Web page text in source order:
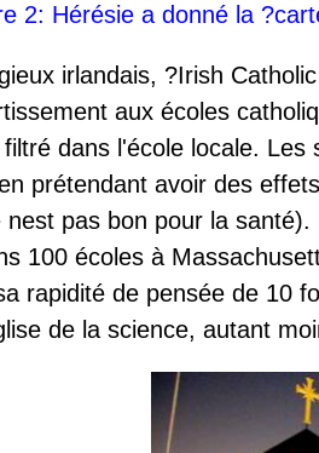
2: Hérésie a donné la
irlandais, ?Irish
aux écoles
dans l'école locale.
prétendant avoir des
pas bon pour la
100 écoles à
rapidité de pensée de 10
de la science, autant